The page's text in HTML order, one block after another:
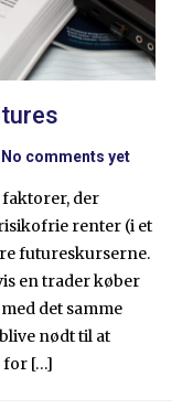
No comments yet
faktorer, der
renter (i et
futureskurserne.
en trader køber
det samme
nødt til at
for […]